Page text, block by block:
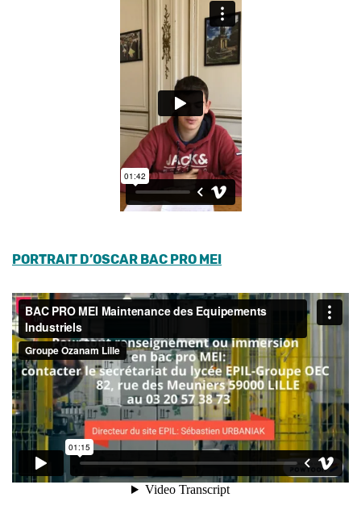
PORTRAIT D’OSCAR BAC PRO MEI